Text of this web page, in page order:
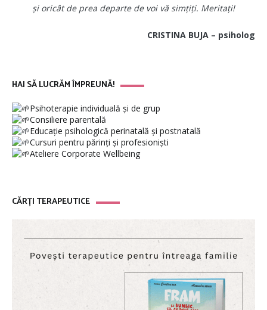
și oricât de prea departe de voi vă simțiți. Meritați!
CRISTINA BUJA – psiholog
HAI SĂ LUCRĂM ÎMPREUNĂ!
Psihoterapie individuală și de grup
Consiliere parentală
Educație psihologică perinatală și postnatală
Cursuri pentru părinți și profesioniști
Ateliere Corporate Wellbeing
CĂRȚI TERAPEUTICE